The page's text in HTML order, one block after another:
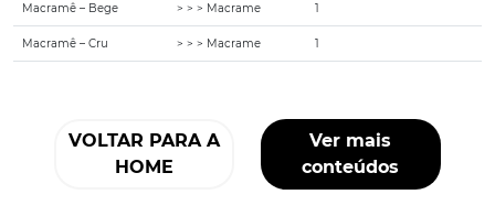
Macramê – Bege > > > Macrame 1
Macramê – Cru > > > Macrame 1
VOLTAR PARA A
HOME
Ver mais
conteúdos